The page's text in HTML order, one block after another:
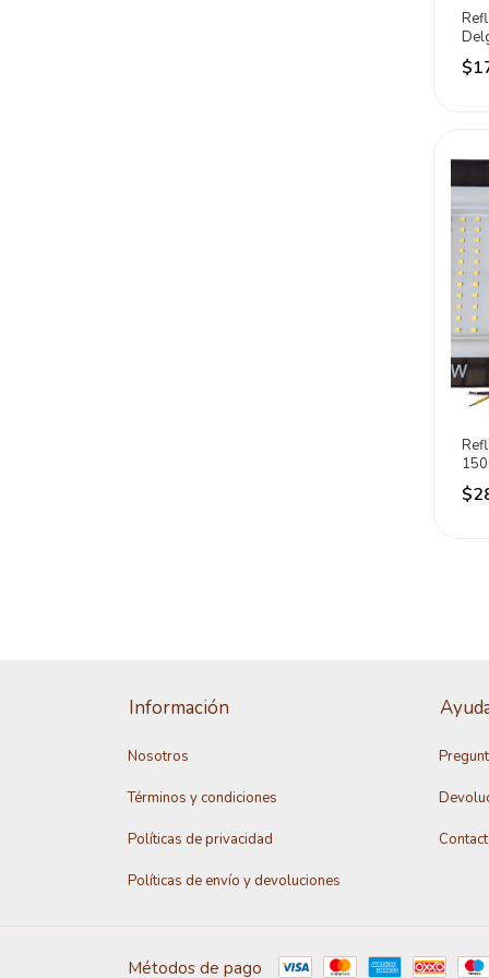
Frío
Información
Nosotros
Términos y condiciones
Políticas de privacidad
Políticas de envío y devoluciones
Métodos de pago